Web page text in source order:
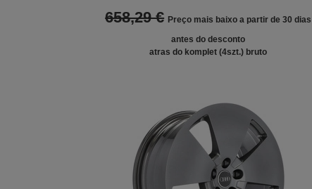
658,29 € Preço mais baixo a partir de 30 dias
antes do desconto
atras do komplet (4szt.) bruto